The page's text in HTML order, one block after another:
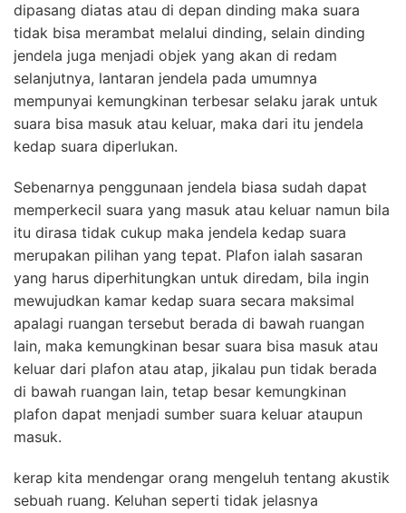
dipasang diatas atau di depan dinding maka suara
tidak bisa merambat melalui dinding, selain dinding
jendela juga menjadi objek yang akan di redam
selanjutnya, lantaran jendela pada umumnya
mempunyai kemungkinan terbesar selaku jarak untuk
suara bisa masuk atau keluar, maka dari itu jendela
kedap suara diperlukan.
Sebenarnya penggunaan jendela biasa sudah dapat
memperkecil suara yang masuk atau keluar namun bila
itu dirasa tidak cukup maka jendela kedap suara
merupakan pilihan yang tepat. Plafon ialah sasaran
yang harus diperhitungkan untuk diredam, bila ingin
mewujudkan kamar kedap suara secara maksimal
apalagi ruangan tersebut berada di bawah ruangan
lain, maka kemungkinan besar suara bisa masuk atau
keluar dari plafon atau atap, jikalau pun tidak berada
di bawah ruangan lain, tetap besar kemungkinan
plafon dapat menjadi sumber suara keluar ataupun
masuk.
kerap kita mendengar orang mengeluh tentang akustik
sebuah ruang. Keluhan seperti tidak jelasnya